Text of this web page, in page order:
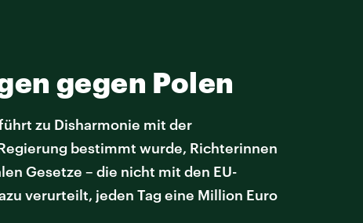
gegen Polen
zu Disharmonie mit der
bestimmt wurde, Richterinnen
Gesetze – die nicht mit den EU-
verurteilt, jeden Tag eine Million Euro